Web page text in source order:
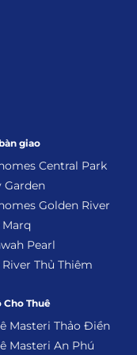
giao
Central Park
Garden
Golden River
Marq
Pearl
River Thủ Thiêm
Cho Thuê
Masteri Thảo Điền
Masteri An Phú